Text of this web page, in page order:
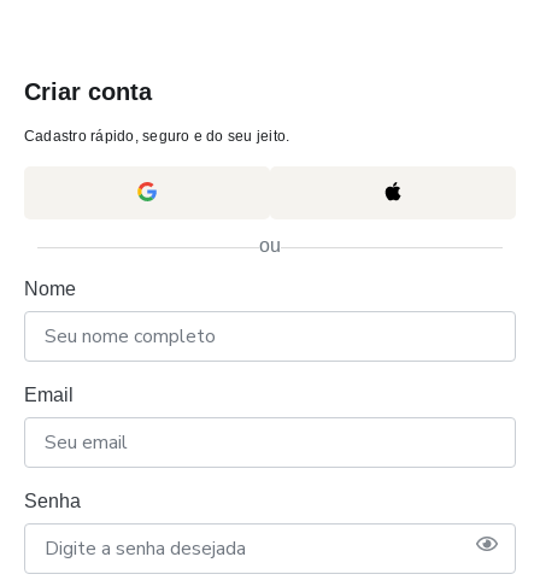
Criar conta
Cadastro rápido, seguro e do seu jeito.
ou
Nome
Email
Senha